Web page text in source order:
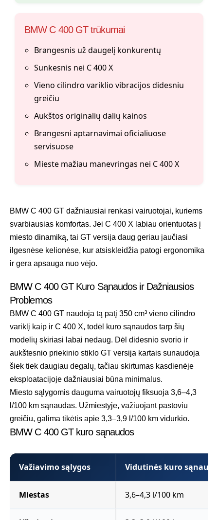
BMW C 400 GT trūkumai
Brangesnis už daugelį konkurentų
Sunkesnis nei C 400 X
Vieno cilindro variklio vibracijos didesniu
greičiu
Aukštos originalių dalių kainos
Brangesni aptarnavimai oficialiuose
servisuose
Mieste mažiau manevringas nei C 400 X
BMW C 400 GT dažniausiai renkasi vairuotojai, kuriems
svarbiausias komfortas. Jei C 400 X labiau orientuotas į
miesto dinamiką, tai GT versija daug geriau jaučiasi
ilgesnėse kelionėse, kur atsiskleidžia patogi ergonomika
ir gera apsauga nuo vėjo.
BMW C 400 GT Kuro Sąnaudos ir Dažniausios
Problemos
BMW C 400 GT naudoja tą patį 350 cm³ vieno cilindro
variklį kaip ir C 400 X, todėl kuro sąnaudos tarp šių
modelių skiriasi labai nedaug. Dėl didesnio svorio ir
aukštesnio priekinio stiklo GT versija kartais sunaudoja
šiek tiek daugiau degalų, tačiau skirtumas kasdienėje
eksploatacijoje dažniausiai būna minimalus.
Miesto sąlygomis dauguma vairuotojų fiksuoja 3,6–4,3
l/100 km sąnaudas. Užmiestyje, važiuojant pastoviu
greičiu, galima tikėtis apie 3,3–3,9 l/100 km vidurkio.
BMW C 400 GT kuro sąnaudos
Važiavimo sąlygos Vidutinės kuro
Miestas 3,6–4,3 l/100 km